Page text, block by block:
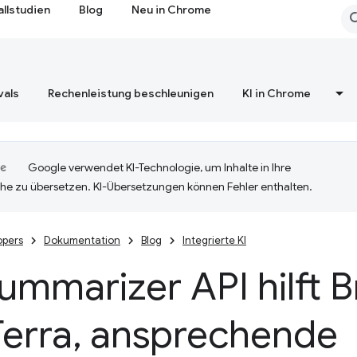
Blog Neu in Chrome
Rechenleistung beschleunigen KI in Chrome
Google verwendet KI-Technologie, um Inhalte in Ihre
zu übersetzen. KI-Übersetzungen können Fehler enthalten.
Dokumentation Blog Integrierte KI
API hilft
, ansprechende